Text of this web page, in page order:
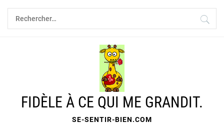
Skip
content
Rechercher :
FIDÈLE À CE QUI ME GRANDIT.
SE-SENTIR-BIEN.COM